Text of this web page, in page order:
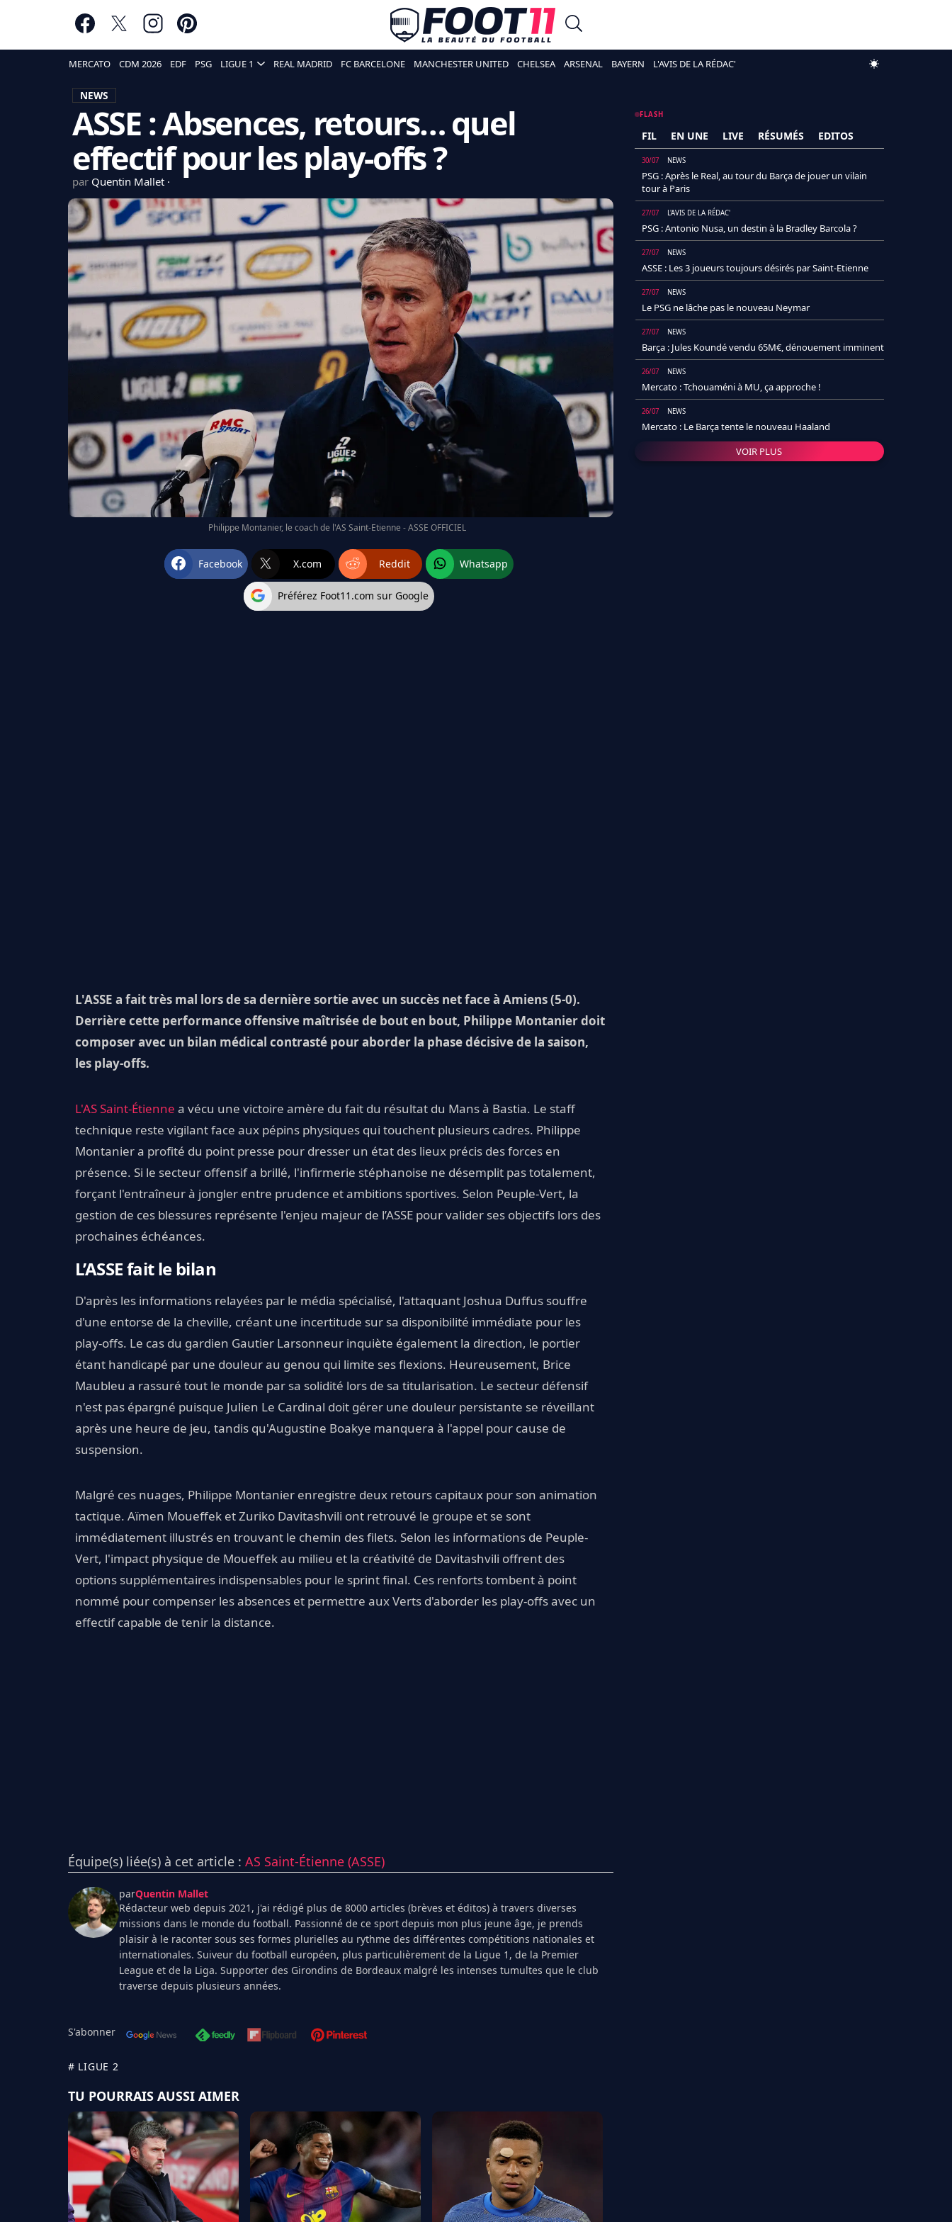
MERCATO CDM 2026 EDF PSG LIGUE 1 REAL MADRID FC BARCELONE MANCHESTER UNITED CHELSEA ARSENAL BAYERN L'AVIS DE LA RÉDAC'
NEWS
ASSE : Absences, retours… quel
effectif pour les play-offs ?
par Quentin Mallet
Philippe Montanier, le coach de l'AS Saint-Etienne - ASSE OFFICIEL
Facebook X.com Reddit Whatsapp
Préférez Foot11.com sur Google
L'ASSE a fait très mal lors de sa dernière sortie avec un succès net face à Amiens (5-0).
Derrière cette performance offensive maîtrisée de bout en bout, Philippe Montanier doit
composer avec un bilan médical contrasté pour aborder la phase décisive de la saison,
les play-offs.
L'AS Saint-Étienne a vécu une victoire amère du fait du résultat du Mans à Bastia. Le staff
technique reste vigilant face aux pépins physiques qui touchent plusieurs cadres. Philippe
Montanier a profité du point presse pour dresser un état des lieux précis des forces en
présence. Si le secteur offensif a brillé, l'infirmerie stéphanoise ne désemplit pas totalement,
forçant l'entraîneur à jongler entre prudence et ambitions sportives. Selon Peuple-Vert, la
gestion de ces blessures représente l'enjeu majeur de l’ASSE pour valider ses objectifs lors des
prochaines échéances.
L’ASSE fait le bilan
D'après les informations relayées par le média spécialisé, l'attaquant Joshua Duffus souffre
d'une entorse de la cheville, créant une incertitude sur sa disponibilité immédiate pour les
play-offs. Le cas du gardien Gautier Larsonneur inquiète également la direction, le portier
étant handicapé par une douleur au genou qui limite ses flexions. Heureusement, Brice
Maubleu a rassuré tout le monde par sa solidité lors de sa titularisation. Le secteur défensif
n'est pas épargné puisque Julien Le Cardinal doit gérer une douleur persistante se réveillant
après une heure de jeu, tandis qu'Augustine Boakye manquera à l'appel pour cause de
suspension.
Malgré ces nuages, Philippe Montanier enregistre deux retours capitaux pour son animation
tactique. Aïmen Moueffek et Zuriko Davitashvili ont retrouvé le groupe et se sont
immédiatement illustrés en trouvant le chemin des filets. Selon les informations de Peuple-
Vert, l'impact physique de Moueffek au milieu et la créativité de Davitashvili offrent des
options supplémentaires indispensables pour le sprint final. Ces renforts tombent à point
nommé pour compenser les absences et permettre aux Verts d'aborder les play-offs avec un
effectif capable de tenir la distance.
Équipe(s) liée(s) à cet article : AS Saint-Étienne (ASSE)
parQuentin Mallet
Rédacteur web depuis 2021, j'ai rédigé plus de 8000 articles (brèves et éditos) à travers diverses
missions dans le monde du football. Passionné de ce sport depuis mon plus jeune âge, je prends
plaisir à le raconter sous ses formes plurielles au rythme des différentes compétitions nationales et
internationales. Suiveur du football européen, plus particulièrement de la Ligue 1, de la Premier
League et de la Liga. Supporter des Girondins de Bordeaux malgré les intenses tumultes que le club
traverse depuis plusieurs années.
S'abonner
# LIGUE 2
TU POURRAIS AUSSI AIMER
FLASH
FIL EN UNE LIVE RÉSUMÉS EDITOS
30/07 NEWS
PSG : Après le Real, au tour du Barça de jouer un vilain
tour à Paris
27/07 L'AVIS DE LA RÉDAC'
PSG : Antonio Nusa, un destin à la Bradley Barcola ?
27/07 NEWS
ASSE : Les 3 joueurs toujours désirés par Saint-Etienne
27/07 NEWS
Le PSG ne lâche pas le nouveau Neymar
27/07 NEWS
Barça : Jules Koundé vendu 65M€, dénouement imminent
26/07 NEWS
Mercato : Tchouaméni à MU, ça approche !
26/07 NEWS
Mercato : Le Barça tente le nouveau Haaland
VOIR PLUS